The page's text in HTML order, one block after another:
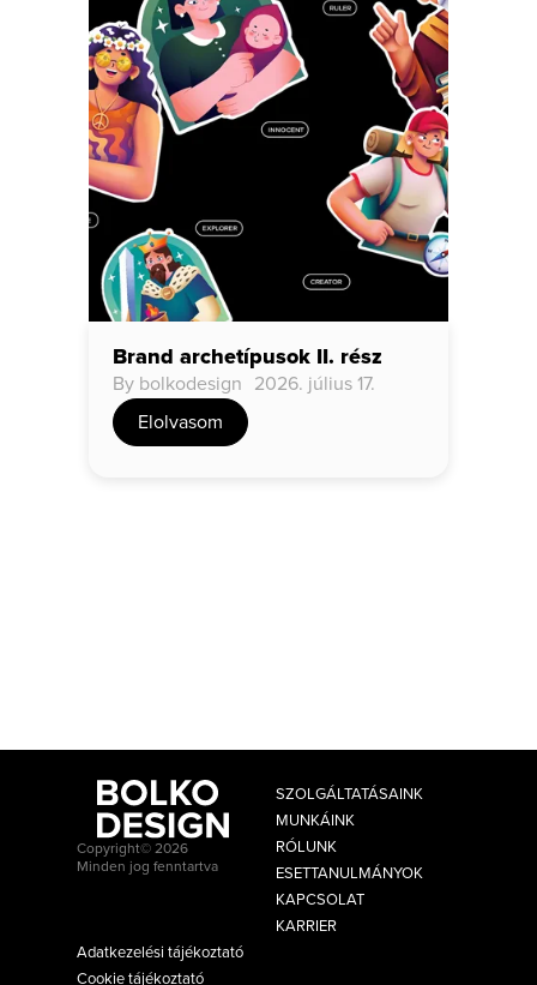
Brand archetípusok II. rész
By bolkodesign 2026. július 17.
Elolvasom
Copyright© 2026
Minden jog fenntartva
SZOLGÁLTATÁSAINK
MUNKÁINK
RÓLUNK
ESETTANULMÁNYOK
KAPCSOLAT
KARRIER
Adatkezelési tájékoztató
Cookie tájékoztató